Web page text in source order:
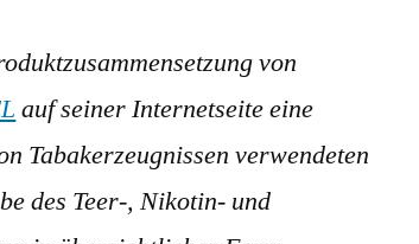
von
auf seiner Internetseite eine
Tabakerzeugnissen verwendeten
des Teer-, Nikotin- und